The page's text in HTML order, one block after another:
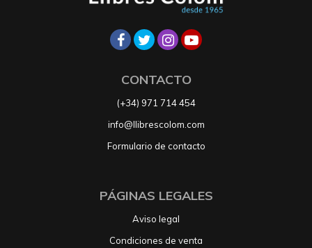
CONTACTO
(+34) 971 714 454
info@llibrescolom.com
Formulario de contacto
PÁGINAS LEGALES
Aviso legal
Condiciones de venta